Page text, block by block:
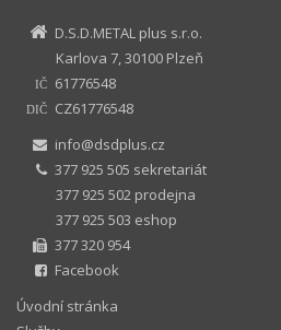
D.S.D.METAL plus s.r.o.
Karlova 7, 30100 Plzeň
IČ 61776548
DIČ
CZ61776548
info@dsdplus.cz
377 925 505 sekretariát
377 925 502 prodejna
377 925 503 eshop
377 320 954
Facebook
Úvodní stránka